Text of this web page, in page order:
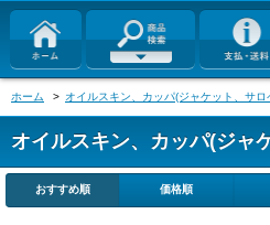
ホーム > オイルスキン、カッパ(ジャケット、サロ
オイルスキン、カッパ(ジャ
おすすめ順 価格順